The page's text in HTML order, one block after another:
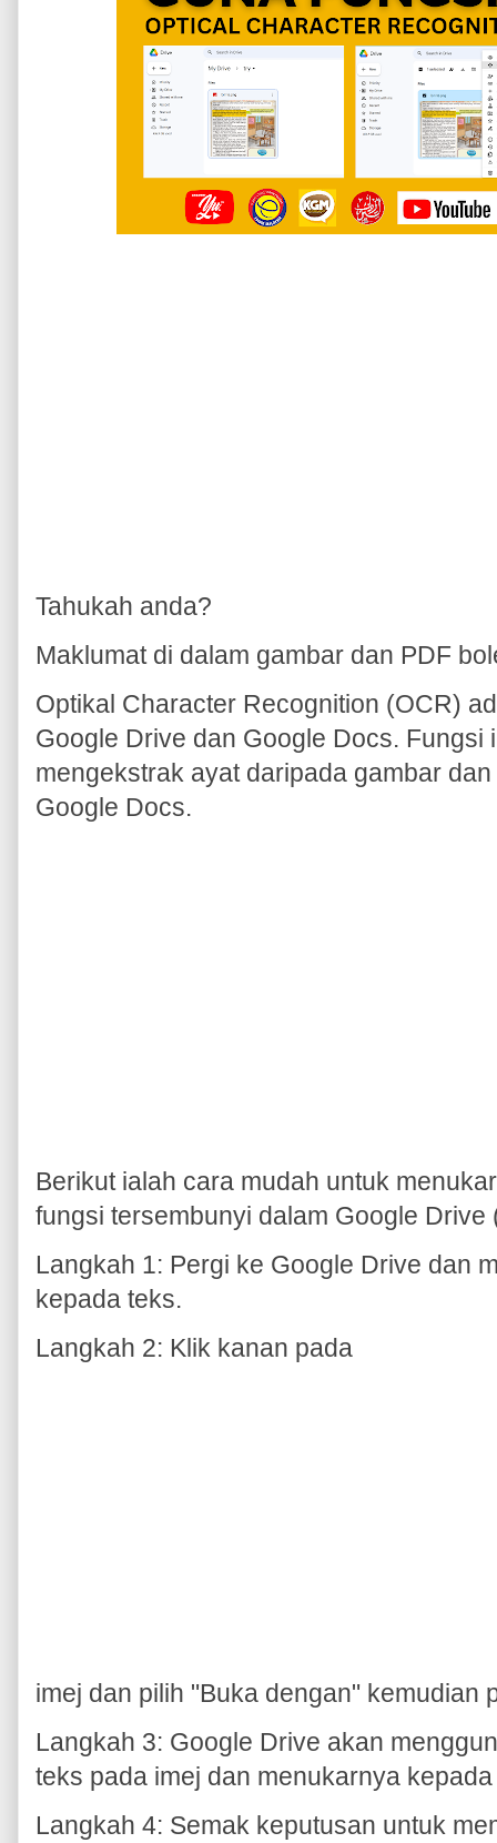
Tahukah anda?
Maklumat di dalam gambar dan PDF
Optikal Character Recognition (OCR)
Google Drive dan Google Docs.
mengekstrak ayat daripada gambar
Google Docs.
Berikut ialah cara mudah untuk
fungsi tersembunyi dalam Google Drive
Langkah 1: Pergi ke Google Drive dan
kepada teks.
Langkah 2: Klik kanan pada
imej dan pilih "Buka dengan" kemudian
Langkah 3: Google Drive akan
teks pada imej dan menukarnya
Langkah 4: Semak keputusan untuk